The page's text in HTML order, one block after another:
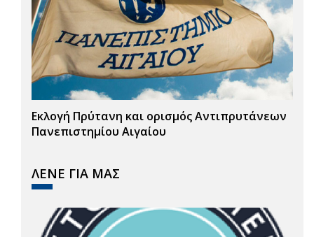
Εκλογή Πρύτανη και ορισμός Αντιπρυτάνεων
Πανεπιστημίου Αιγαίου
ΛΕΝΕ ΓΙΑ ΜΑΣ